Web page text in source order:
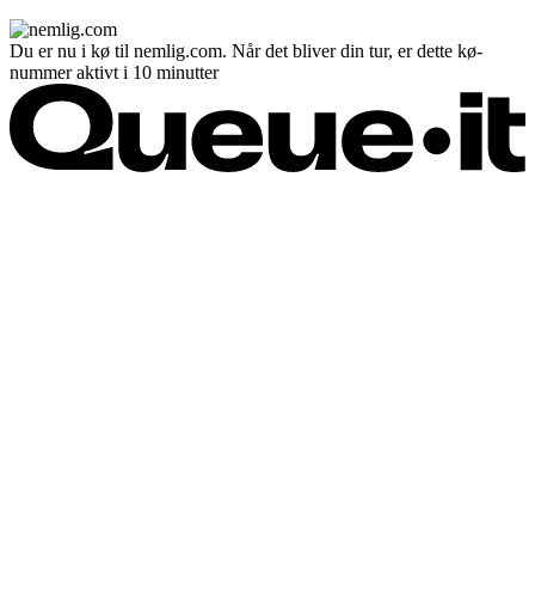
Du er nu i kø til nemlig.com. Når det bliver din tur, er dette kø-
nummer aktivt i 10 minutter